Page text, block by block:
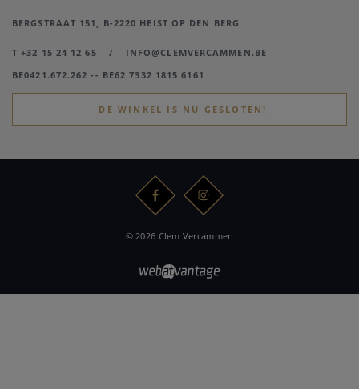
BERGSTRAAT 151, B-2220 HEIST OP DEN BERG
T +32 15 24 12 65 /
INFO@CLEMVERCAMMEN.BE
BE0421.672.262 -- BE62 7332 1815 6161
DE WINKEL IS NU GESLOTEN!
© 2026 Clem Vercammen